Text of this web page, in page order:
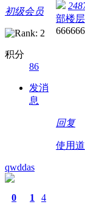
初级会员
积分
86
发消
息
部楼层
回复
使用
qwddas
0 1 4